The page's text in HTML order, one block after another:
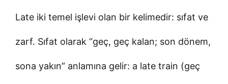
Late iki temel işlevi olan bir kelimedir: sıfat ve
zarf. Sıfat olarak “geç, geç kalan; son dönem,
sona yakın” anlamına gelir: a late train (geç